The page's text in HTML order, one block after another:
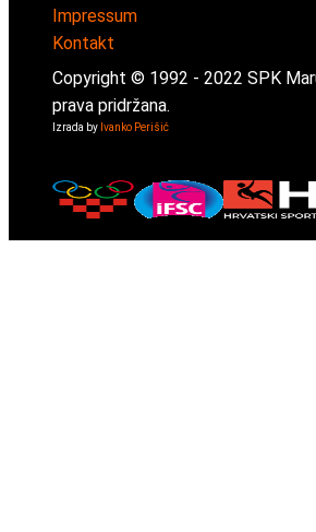
Impressum
Kontakt
Copyright © 1992 - 2022 SPK
prava pridržana.
Izrada by Ivanko Perišić